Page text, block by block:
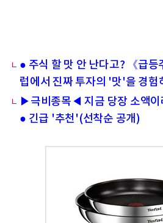
● 주식 할 맛 안 난다고? 《급
럽에서 진짜 투자의 '맛'을 경험
▶극비종목◀ 지금 당장 소액이
● 긴급 '추천'(선착순 공개)